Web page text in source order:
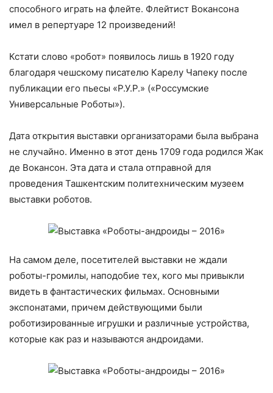
способного играть на флейте. Флейтист Вокансона
имел в репертуаре 12 произведений!
Кстати слово «робот» появилось лишь в 1920 году
благодаря чешскому писателю Карелу Чапеку после
публикации его пьесы «Р.У.Р.» («Россумские
Универсальные Роботы»).
Дата открытия выставки организаторами была выбрана
не случайно. Именно в этот день 1709 года родился Жак
де Вокансон. Эта дата и стала отправной для
проведения Ташкентским политехническим музеем
выставки роботов.
На самом деле, посетителей выставки не ждали
роботы-громилы, наподобие тех, кого мы привыкли
видеть в фантастических фильмах. Основными
экспонатами, причем действующими были
роботизированные игрушки и различные устройства,
которые как раз и называются андроидами.